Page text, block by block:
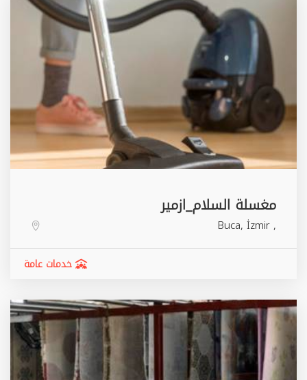
مغسلة السلام_ازمير
,
Buca, İzmir
خدمات عامة